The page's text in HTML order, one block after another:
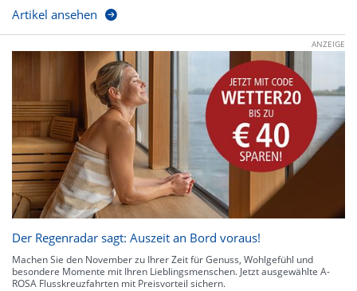
Artikel ansehen
ANZEIGE
Der Regenradar sagt: Auszeit an Bord voraus!
Machen Sie den November zu Ihrer Zeit für Genuss, Wohlgefühl und
besondere Momente mit Ihren Lieblingsmenschen. Jetzt ausgewählte A-
ROSA Flusskreuzfahrten mit Preisvorteil sichern.